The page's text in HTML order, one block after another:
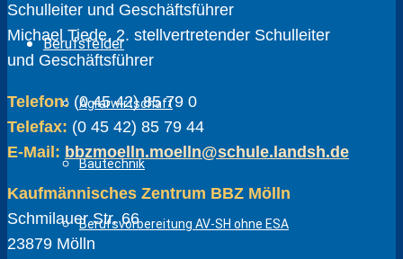
Berufsfelder
Agrarwirtschaft
Bautechnik
Berufsvorbereitung AV-SH ohne ESA
Schulleiter und Geschäftsführer
Michael Tiede, 2. stellvertretender Schulleiter
und Geschäftsführer
Telefon: (0 45 42) 85 79 0
Telefax: (0 45 42) 85 79 44
E-Mail: bbzmoelln.moelln@schule.landsh.de
Kaufmännisches Zentrum BBZ Mölln
Schmilauer Str. 66
23879 Mölln